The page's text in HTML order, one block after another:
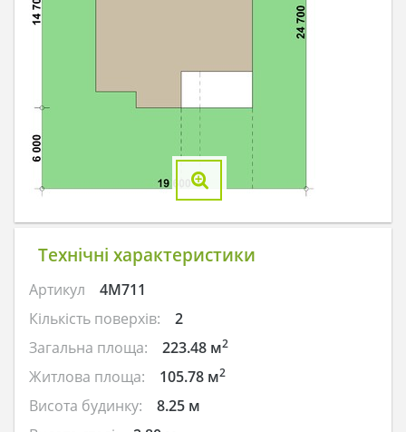
Технічні характеристики
Артикул
4M711
Кількість поверхів:
2
Загальна площа:
223.48 м2
Житлова площа: 105.78 м2
Висота будинку:
8.25 м